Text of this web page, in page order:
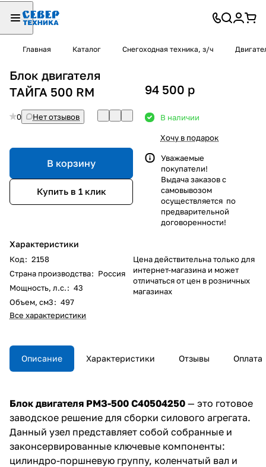
Главная Каталог Снегоходная техника, з/ч
Блок двигателя
ТАЙГА 500 RM
0 Нет отзывов
В корзину
Купить в 1 клик
Характеристики
Код: 2158
Страна производства: Россия
Мощность, л.с.: 43
Объем, см3: 497
Все характеристики
94 500 p
В наличии
Хочу в подарок
Уважаемые
покупатели!
Выдача заказов с
самовывозом
осуществляется по
предварительной
договоренности!
Цена действительна только для
интернет-магазина и может
отличаться от цен в розничных
магазинах
Описание Характеристики Отзывы Оплата
Блок двигателя РМЗ-500 C40504250 — это готовое
заводское решение для сборки силового агрегата.
Данный узел представляет собой собранные и
законсервированные ключевые компоненты:
цилиндро-поршневую группу, коленчатый вал и